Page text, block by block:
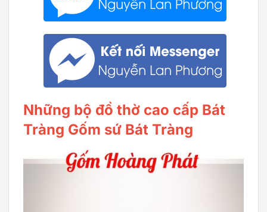
Những bộ đồ thờ cao cấp Bát
Tràng Gốm sứ Bát Tràng